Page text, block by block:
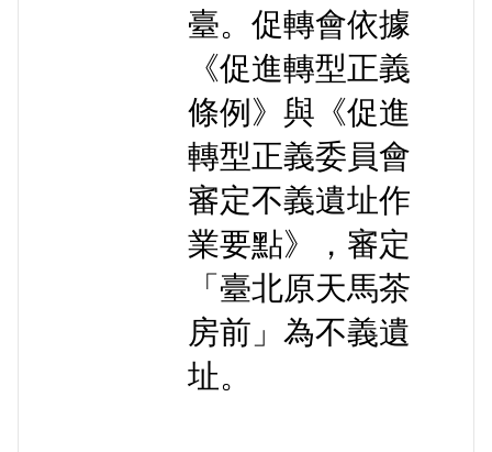
臺。促轉會依據
《促進轉型正義
條例》與《促進
轉型正義委員會
審定不義遺址作
業要點》，審定
「臺北原天馬茶
房前」為不義遺
址。